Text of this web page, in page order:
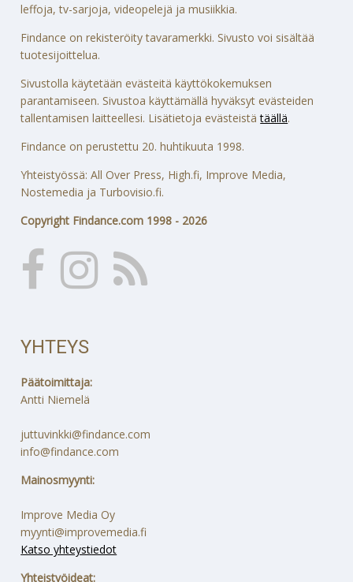
leffoja, tv-sarjoja, videopelejä ja musiikkia.
Findance on rekisteröity tavaramerkki. Sivusto voi sisältää
tuotesijoittelua.
Sivustolla käytetään evästeitä käyttökokemuksen
parantamiseen. Sivustoa käyttämällä hyväksyt evästeiden
tallentamisen laitteellesi. Lisätietoja evästeistätäällä.
Findance on perustettu 20. huhtikuuta 1998.
Yhteistyössä: All Over Press, High.fi, Improve Media,
Nostemedia ja Turbovisio.fi.
Copyright Findance.com 1998 - 2026
YHTEYS
Päätoimittaja:
Antti Niemelä
juttuvinkki@findance.com
info@findance.com
Mainosmyynti:
Improve Media Oy
myynti@improvemedia.fi
Katso yhteystiedot
Yhteistyöideat: